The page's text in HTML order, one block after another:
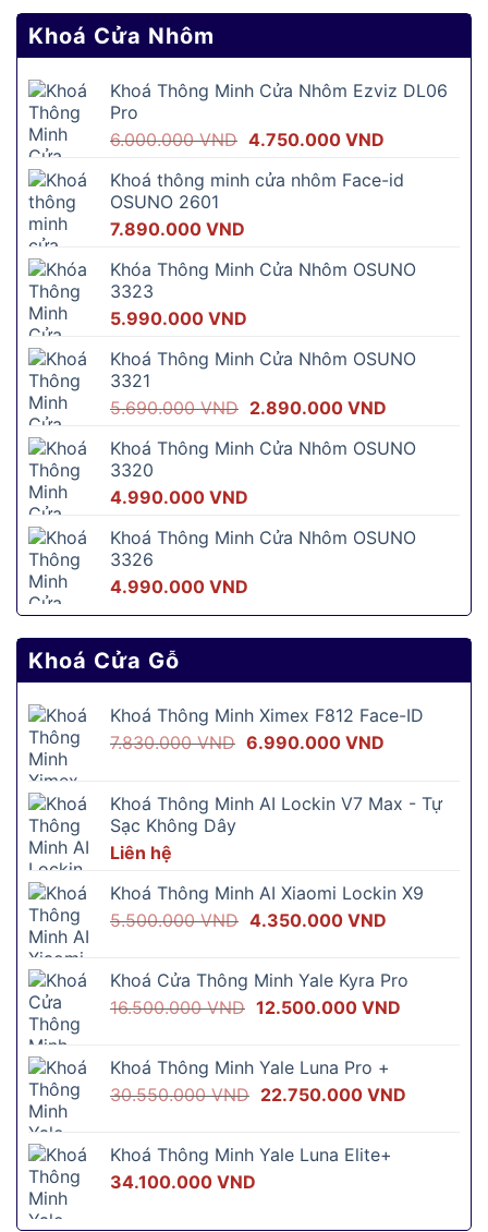
Khoá Cửa Nhôm
Khoá Thông Minh Cửa Nhôm Ezviz DL06
Pro
6.000.000VND Giá
là:
4.750.000 VNDGiá
tại
Khoá thông minh cửa nhôm Face-id
OSUNO 2601
7.890.000 VND
Khóa Thông Minh Cửa Nhôm OSUNO
3323
5.990.000 VND
Khoá Thông Minh Cửa Nhôm OSUNO
3321
5.690.000VND Giá
là:
2.890.000 VNDGiá
tại
Khoá Thông Minh Cửa Nhôm OSUNO
3320
4.990.000 VND
Khoá Thông Minh Cửa Nhôm OSUNO
3326
4.990.000 VND
Khoá Cửa Gỗ
Khoá Thông Minh Ximex F812 Face-ID
7.830.000VND Giá
7.830.000 VND.
6.990.000 VNDGiá
là:
Khoá Thông Minh AI Lockin V7 Max - Tự
Sạc Không Dây
Liên hệ
Khoá Thông Minh AI Xiaomi Lockin X9
5.500.000VND Giá
5.500.000 VND.
4.350.000 VNDGiá
là:
4.350.000
Khoá Cửa Thông Minh Yale Kyra Pro
16.500.000VND Giá
16.500.000 VND.
12.500.000 VNDGiá
Khoá Thông Minh Yale Luna Pro +
30.550.000VND Giá
30.550.000 VND.
22.750.000 VNDGiá
Khoá Thông Minh Yale Luna Elite+
34.100.000 VND